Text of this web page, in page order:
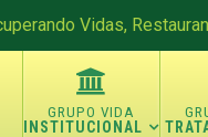
Vidas,
INSTITUCIONAL